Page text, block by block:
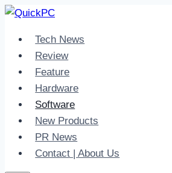
Skip
contentTech News
Review
Feature
Hardware
Software
New Products
PR News
Contact | About Us